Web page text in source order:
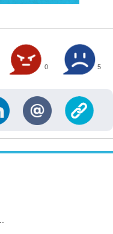
0 5